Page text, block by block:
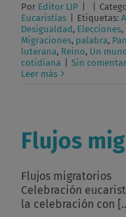
Por Editor LIP
Eucaristías
Etiquetas:
Desigualdad, Elecciones,
Migraciones, palabra,
luterana, Reino, Un
cotidiana
Sin
Leer más
Flujos
Flujos
Celebración
la celebración con